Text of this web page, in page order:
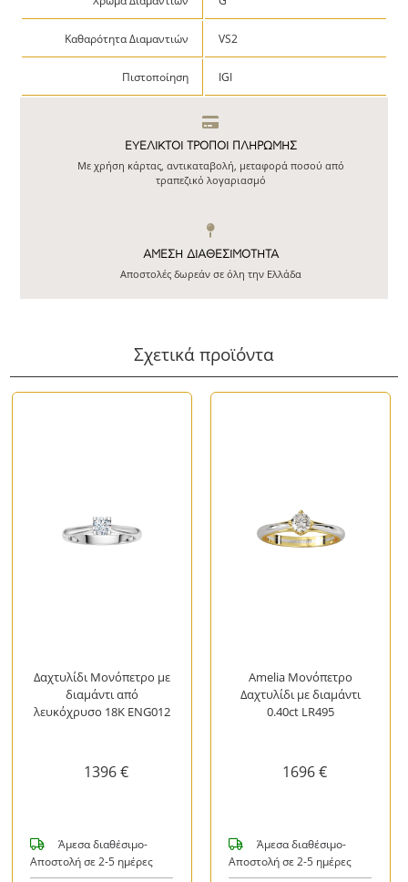
Καθαρότητα Διαμαντιών VS2
Πιστοποίηση IGI
ΕΥΕΛΙΚΤΟΙ ΤΡΟΠΟΙ ΠΛΗΡΩΜΗΣ
Με χρήση κάρτας, αντικαταβολή, μεταφορά ποσού από
τραπεζικό λογαριασμό
ΆΜΕΣΗ ΔΙΑΘΕΣΙΜΌΤΗΤΑ
Αποστολές δωρεάν σε όλη την Ελλάδα
Σχετικά προϊόντα
Δαχτυλίδι Μονόπετρο με
διαμάντι από
λευκόχρυσο 18Κ ENG012
1396 €
Άμεσα διαθέσιμο-
Αποστολή σε 2-5 ημέρες
Amelia Μονόπετρο
Δαχτυλίδι με διαμάντι
0.40ct LR495
1696 €
Άμεσα διαθέσιμο-
Αποστολή σε 2-5 ημέρες